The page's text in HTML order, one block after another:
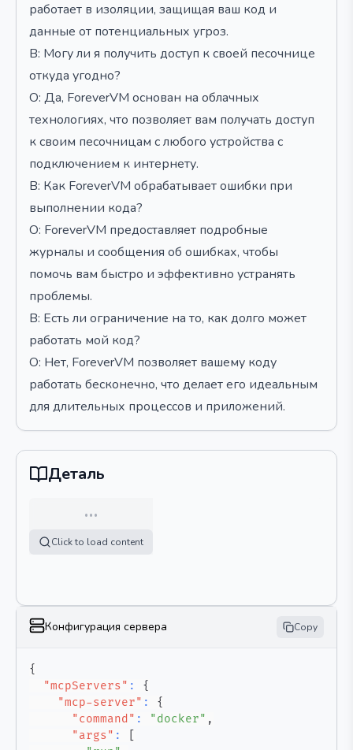
работает в изоляции, защищая ваш код и
данные от потенциальных угроз.
В: Могу ли я получить доступ к своей песочнице
откуда угодно?
О: Да, ForeverVM основан на облачных
технологиях, что позволяет вам получать доступ
к своим песочницам с любого устройства с
подключением к интернету.
В: Как ForeverVM обрабатывает ошибки при
выполнении кода?
О: ForeverVM предоставляет подробные
журналы и сообщения об ошибках, чтобы
помочь вам быстро и эффективно устранять
проблемы.
В: Есть ли ограничение на то, как долго может
работать мой код?
О: Нет, ForeverVM позволяет вашему коду
работать бесконечно, что делает его идеальным
для длительных процессов и приложений.
Деталь
…
Click to load content
Конфигурация сервера Copy
{
"mcpServers" :
{
"mcp-server" :
{
"command" : "docker" ,
"args" :